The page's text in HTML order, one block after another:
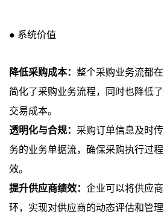
● 系统价值
降低采购成本： 整个采购业务流都
简化了采购业务流程，同时也降低
交易成本。
透明化与合规： 采购订单信息及时
务的业务单据流，确保采购执行过
效。
提升供应商绩效： 企业可以将供应
环，实现对供应商的动态评估和管理